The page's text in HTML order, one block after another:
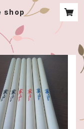
shop